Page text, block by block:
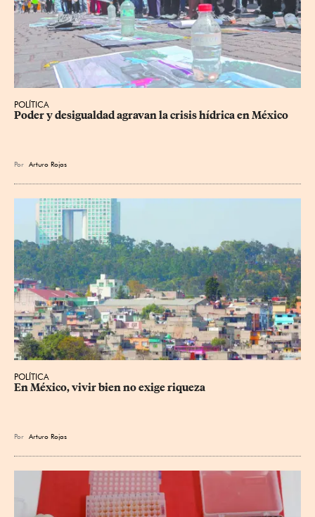
POLÍTICA
Poder y desigualdad agravan la crisis hídrica en México
Por Arturo Rojas
POLÍTICA
En México, vivir bien no exige riqueza
Por Arturo Rojas